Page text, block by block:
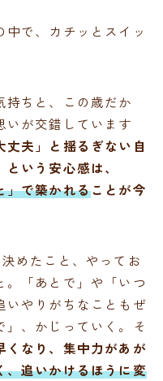
で、カチッとスイッ
持ちと、この歳だか
いが交錯しています
夫」と揺るぎない自
いう安心感は、
」で築かれることが今
めたこと、やってお
。「あとで」や「いつ
いやりがちなこともぜ
、かじっていく。そ
くなり、集中力があが
、追いかけるほうに変